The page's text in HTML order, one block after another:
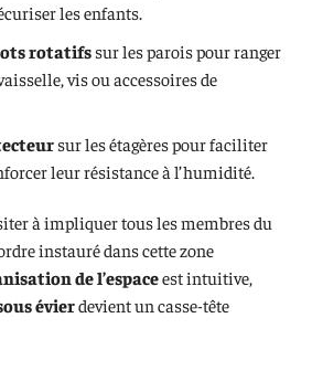
les enfants.
rotatifssur les parois pour ranger
vis ou accessoires de
sur les étagères pour faciliter
leur résistance à l’humidité.
à impliquer tous les membres du
instauré dans cette zone
de l’espaceest intuitive,
évierdevient un casse-tête